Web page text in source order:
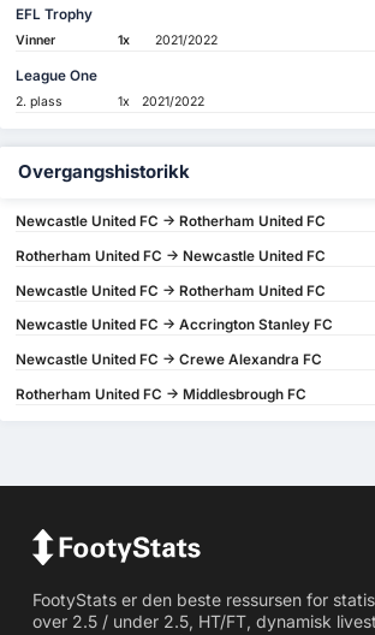
EFL Trophy
Vinner 1x 2021/2022
League One
2. plass 1x 2021/2022
Overgangshistorikk
Newcastle United FC -> Rotherham United FC
Rotherham United FC -> Newcastle United FC
Newcastle United FC -> Rotherham United FC
Newcastle United FC -> Accrington Stanley FC
Newcastle United FC -> Crewe Alexandra FC
Rotherham United FC -> Middlesbrough FC
FootyStats er den beste ressursen for
over 2.5 / under 2.5, HT/FT, dynamisk